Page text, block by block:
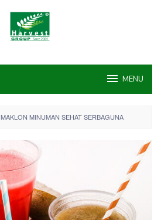
MENU
MAKLON MINUMAN SEHAT SERBAGUNA